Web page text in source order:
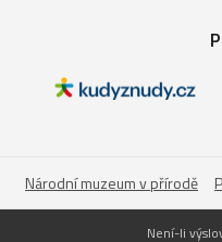
Národní muzeum v přírodě
Není-li